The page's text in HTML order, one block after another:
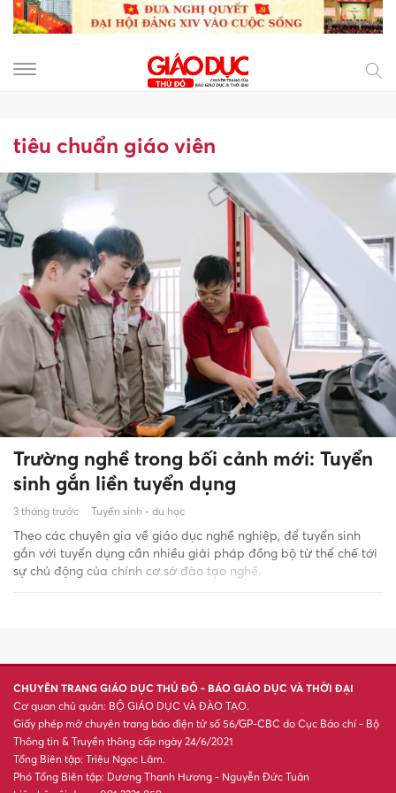
tiêu chuẩn giáo viên
Trường nghề trong bối cảnh mới: Tuyển
sinh gắn liền tuyển dụng
3 tháng trước Tuyển sinh - du học
Theo các chuyên gia về giáo dục nghề nghiệp, để tuyển sinh
gắn với tuyển dụng cần nhiều giải pháp đồng bộ từ thể chế tới
sự chủ động của chính cơ sở đào tạo nghề.
CHUYÊN TRANG GIÁO DỤC THỦ ĐÔ - BÁO GIÁO DỤC VÀ THỜI ĐẠI
Cơ quan chủ quản: BỘ GIÁO DỤC VÀ ĐÀO TẠO.
Giấy phép mở chuyên trang báo điện tử số 56/GP-CBC do Cục Báo chí - Bộ
Thông tin & Truyền thông cấp ngày 24/6/2021
Tổng Biên tập: Triệu Ngọc Lâm.
Phó Tổng Biên tập: Dương Thanh Hương - Nguyễn Đức Tuân